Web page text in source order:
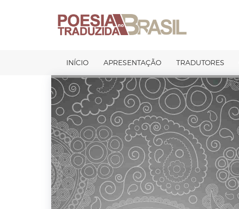
INÍCIO APRESENTAÇÃO TRADUTORES